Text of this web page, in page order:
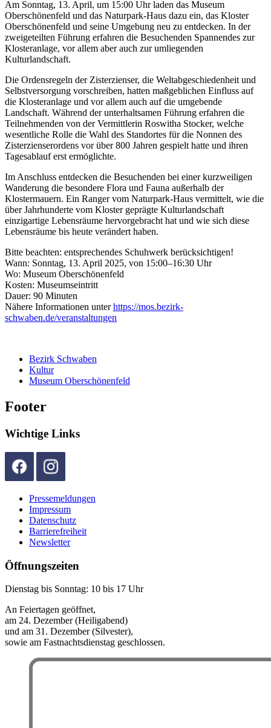
Am Sonntag, 13. April, um 15:00 Uhr laden das Museum
Oberschönenfeld und das Naturpark-Haus dazu ein, das Kloster
Oberschönenfeld und seine Umgebung neu zu entdecken. In der
zweigeteilten Führung erfahren die Besuchenden Spannendes zur
Klosteranlage, vor allem aber auch zur umliegenden
Kulturlandschaft.
Die Ordensregeln der Zisterzienser, die Weltabgeschiedenheit und
Selbstversorgung vorschreiben, hatten maßgeblichen Einfluss auf
die Klosteranlage und vor allem auch auf die umgebende
Landschaft. Während der unterhaltsamen Führung erfahren die
Teilnehmenden von der Vermittlerin Roswitha Stocker, welche
wesentliche Rolle die Wahl des Standortes für die Nonnen des
Zisterzienserordens vor über 800 Jahren gespielt hatte und ihren
Tagesablauf erst ermöglichte.
Im Anschluss entdecken die Besuchenden bei einer kurzweiligen
Wanderung die besondere Flora und Fauna außerhalb der
Klostermauern. Ein Ranger vom Naturpark-Haus vermittelt, wie die
über Jahrhunderte vom Kloster geprägte Kulturlandschaft
einzigartige Lebensräume hervorgebracht hat und wie sich diese
Lebensräume bis heute verändert haben.
Bitte beachten: entsprechendes Schuhwerk berücksichtigen!
Wann: Sonntag, 13. April 2025, von 15:00–16:30 Uhr
Wo: Museum Oberschönenfeld
Kosten: Museumseintritt
Dauer: 90 Minuten
Nähere Informationen unterhttps://mos.bezirk-
schwaben.de/veranstaltungen
Bezirk Schwaben
Kultur
Museum Oberschönenfeld
Footer
Wichtige Links
Pressemeldungen
Impressum
Datenschutz
Barrierefreiheit
Newsletter
Öffnungszeiten
Dienstag bis Sonntag: 10 bis 17 Uhr
An Feiertagen geöffnet,
am 24. Dezember (Heiligabend)
und am 31. Dezember (Silvester),
sowie am Fastnachtsdienstag geschlossen.